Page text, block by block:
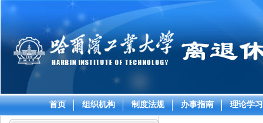
首页 组织机构 制度法规 办事指南 理论学习